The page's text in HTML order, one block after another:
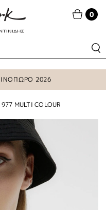
0
2026
MULTI COLOUR